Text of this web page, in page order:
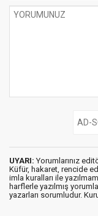
UYARI: Yorumlarınız
Küfür, hakaret, rencide
imla kuralları ile
harflerle yazılmış
yazarları sorumludur.